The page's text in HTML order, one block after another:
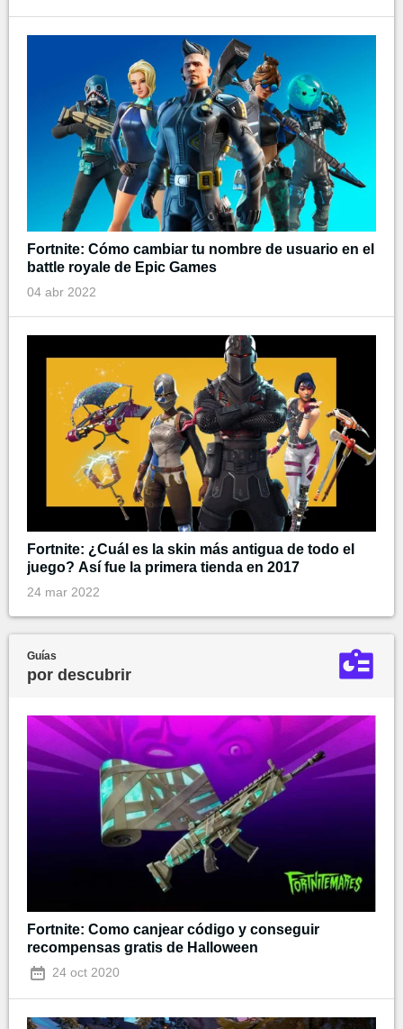
Fortnite: Cómo cambiar tu nombre de usuario en el
battle royale de Epic Games
04 abr 2022
Fortnite: ¿Cuál es la skin más antigua de todo el
juego? Así fue la primera tienda en 2017
24 mar 2022
Guías
por descubrir
Fortnite: Como canjear código y conseguir
recompensas gratis de Halloween
24 oct 2020